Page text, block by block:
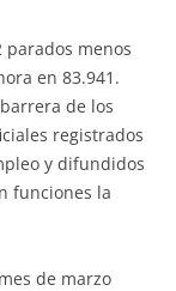
parados menos
en 83.941.
de los
registrados
y difundidos
funciones la
de marzo